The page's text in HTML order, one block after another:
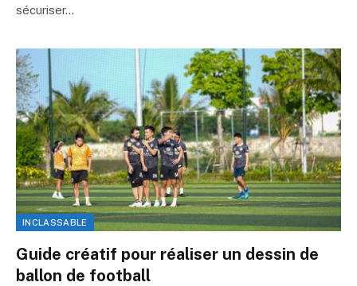
sécuriser…
INCLASSABLE
Guide créatif pour réaliser un dessin de
ballon de football